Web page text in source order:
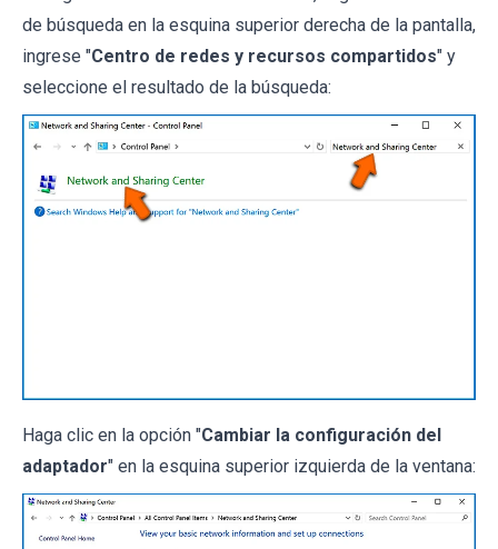
de búsqueda en la esquina superior derecha de la pantalla,
ingrese "Centro de redes y recursos compartidos" y
seleccione el resultado de la búsqueda:
Haga clic en la opción "Cambiar la configuración del
adaptador" en la esquina superior izquierda de la ventana: